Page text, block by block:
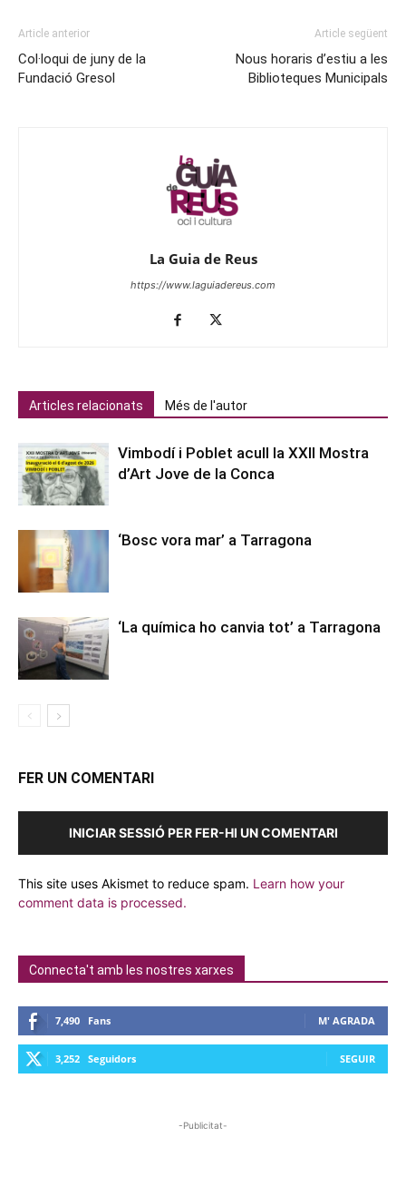
Article anterior
Col·loqui de juny de la
Fundació Gresol
Article següent
Nous horaris d’estiu a les
Biblioteques Municipals
La Guia de Reus
https://www.laguiadereus.com
Articles relacionats Més de l'autor
Vimbodí i Poblet acull la XXII Mostra
d’Art Jove de la Conca
‘Bosc vora mar’ a Tarragona
‘La química ho canvia tot’ a Tarragona
FER UN COMENTARI
INICIAR SESSIÓ PER FER-HI UN COMENTARI
This site uses Akismet to reduce spam. Learn how your
comment data is processed.
Connecta't amb les nostres xarxes
7,490 Fans M' AGRADA
3,252 Seguidors SEGUIR
-Publicitat-